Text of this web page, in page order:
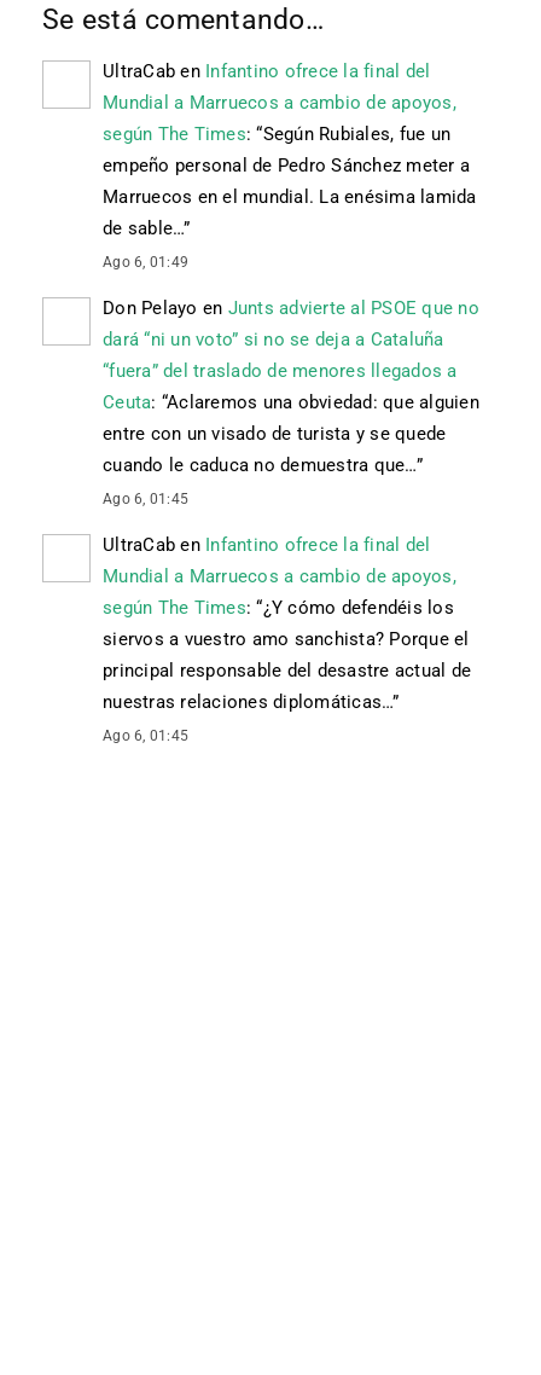
Se está comentando…
UltraCab en Infantino ofrece la final del
Mundial a Marruecos a cambio de apoyos,
según The Times: “Según Rubiales, fue un
empeño personal de Pedro Sánchez meter a
Marruecos en el mundial. La enésima lamida
de sable…”
Ago 6, 01:49
Don Pelayo en Junts advierte al PSOE que no
dará “ni un voto” si no se deja a Cataluña
“fuera” del traslado de menores llegados a
Ceuta: “Aclaremos una obviedad: que alguien
entre con un visado de turista y se quede
cuando le caduca no demuestra que…”
Ago 6, 01:45
UltraCab en Infantino ofrece la final del
Mundial a Marruecos a cambio de apoyos,
según The Times: “¿Y cómo defendéis los
siervos a vuestro amo sanchista? Porque el
principal responsable del desastre actual de
nuestras relaciones diplomáticas…”
Ago 6, 01:45